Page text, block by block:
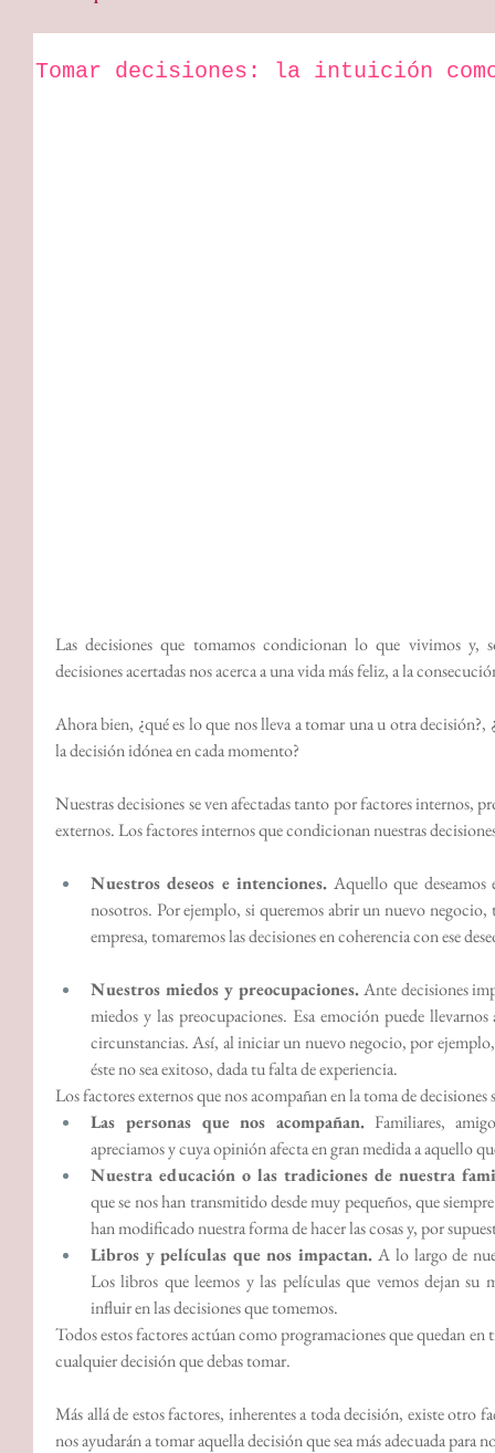
Tomar decisiones: la intuición
Las decisiones que tomamos condicionan lo que vivimos
decisiones acertadas nos acerca a una vida más feliz, a la
Ahora bien, ¿qué es lo que nos lleva a tomar una u otra decisión?,
la decisión idónea en cada momento?
Nuestras decisiones se ven afectadas tanto por factores internos,
externos. Los factores internos que condicionan nuestras
Nuestros deseos e intenciones. Aquello que
nosotros. Por ejemplo, si queremos abrir un nuevo negocio,
empresa, tomaremos las decisiones en coherencia con ese
Nuestros miedos y preocupaciones. Ante decisiones
miedos y las preocupaciones. Esa emoción puede
circunstancias. Así, al iniciar un nuevo negocio, por
éste no sea exitoso, dada tu falta de experiencia.
Los factores externos que nos acompañan en la toma de decisiones
Las personas que nos acompañan. Familiares,
apreciamos y cuya opinión afecta en gran medida a aquello
Nuestra educación o las tradiciones de nuestra
que se nos han transmitido desde muy pequeños, que
han modificado nuestra forma de hacer las cosas y, por
Libros y películas que nos impactan. A lo largo de
Los libros que leemos y las películas que vemos dejan su
influir en las decisiones que tomemos.
Todos estos factores actúan como programaciones que quedan
cualquier decisión que debas tomar.
Más allá de estos factores, inherentes a toda decisión, existe otro
nos ayudarán a tomar aquella decisión que sea más adecuada para